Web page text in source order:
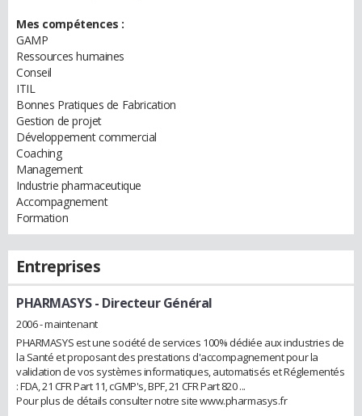
Mes compétences :
GAMP
Ressources humaines
Conseil
ITIL
Bonnes Pratiques de Fabrication
Gestion de projet
Développement commercial
Coaching
Management
Industrie pharmaceutique
Accompagnement
Formation
Entreprises
PHARMASYS- Directeur Général
2006 - maintenant
PHARMASYS est une société de services 100% dédiée aux industries de
la Santé et proposant des prestations d'accompagnement pour la
validation de vos systèmes informatiques, automatisés et Réglementés
: FDA, 21 CFR Part 11, cGMP's, BPF, 21 CFR Part 820 ...
Pour plus de détails consulter notre site www.pharmasys.fr